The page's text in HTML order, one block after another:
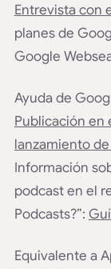
Entrevista con
planes de
Google
Ayuda de
Publicación en
lanzamiento
Información
podcast en el
Podcasts?”:
Equivalente a